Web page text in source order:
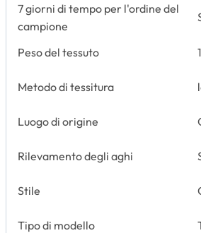
7 giorni di tempo per l'ordine del
campione
Peso del tessuto
Metodo di tessitura
Luogo di origine
Rilevamento degli aghi
Stile
Tipo di modello